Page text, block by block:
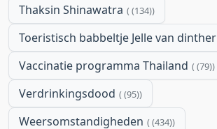
Thaksin Shinawatra (134)
Toeristisch babbeltje Jelle van dinther
Vaccinatie programma Thailand (79)
Verdrinkingsdood (95)
Weersomstandigheden (434)